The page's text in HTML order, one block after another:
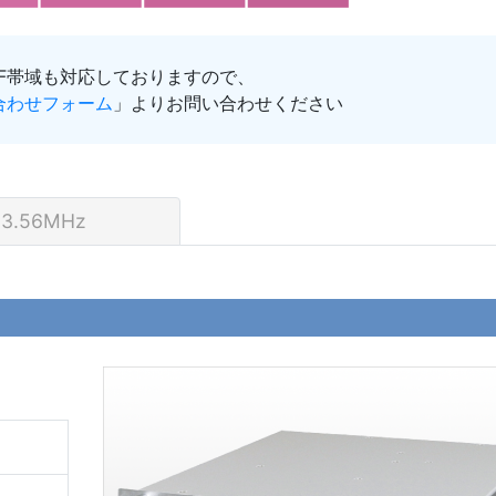
域も対応しておりますので、
わせフォーム 」よりお問い合わせください